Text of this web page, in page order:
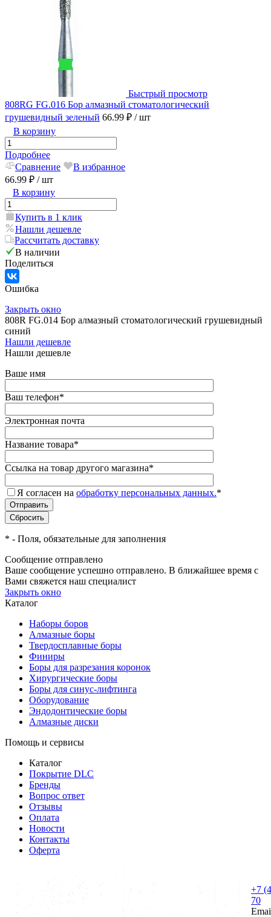
Быстрый просмотр
808RG FG.016 Бор алмазный стоматологический
грушевидный зеленый 66.99 ₽ / шт
В корзину
Подробнее
Сравнение
В избранное
66.99 ₽ / шт
В корзину
Купить в 1 клик
Нашли дешевле
Рассчитать доставку
В наличии
Поделиться
Ошибка
Закрыть окно
808R FG.014 Бор алмазный стоматологический грушевидный
синий
Нашли дешевле
Нашли дешевле
Ваше имя
Ваш телефон*
Электронная почта
Название товара*
Ссылка на товар другого магазина*
Я согласен на обработку персональных данных.*
* - Поля, обязательные для заполнения
Сообщение отправлено
Ваше сообщение успешно отправлено. В ближайшее время с
Вами свяжется наш специалист
Закрыть окно
Каталог
Наборы боров
Алмазные боры
Твердосплавные боры
Финиры
Боры для разрезания коронок
Хирургические боры
Боры для синус-лифтинга
Оборудование
Эндодонтические боры
Алмазные диски
Помощь и сервисы
Каталог
Покрытие DLC
Бренды
Вопрос ответ
Отзывы
Оплата
Новости
Контакты
Оферта
+7
70